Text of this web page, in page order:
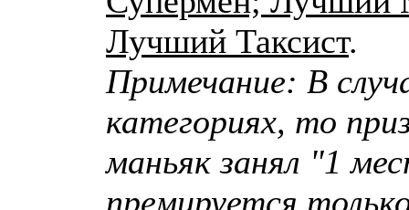
Лучший Таксист.
Примечание: В
категориях, то
маньяк занял "1
премируется